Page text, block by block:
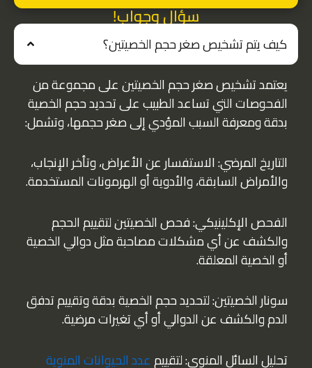
سؤال وجواب!
كيف يتم تشخيص صغر حجم الخصيتين؟
يعتمد تشخيص صغر حجم الخصيتين على مجموعة من
الفحوصات التي تساعد الطبيب على تحديد حجم الخصية
بدقة ومعرفة السبب المؤدي إلى صغر حجمها، وتشمل:
التاريخ المرضي: الاستفسار عن الأعراض، وتأخر الإنجاب،
والأمراض السابقة، والأدوية أو الهرمونات المستخدمة.
الفحص الإكلينيكي: فحص الخصيتين لتقييم الحجم
والكشف عن أي مشكلات مصاحبة مثل دوالي الخصية
أو الخصية المعلقة.
سونار الخصيتين: لتحديد حجم الخصية بدقة وتقييم تدفق
الدم والكشف عن الدوالي أو أي تغيرات مرضية.
تحليل السائل المنوي: لتقييمعدد الحيوانات المنوية